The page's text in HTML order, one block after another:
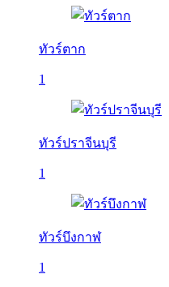
ทัวร์ตาก
1
ทัวร์ปราจีนบุรี
1
ทัวร์บึงกาฬ
1